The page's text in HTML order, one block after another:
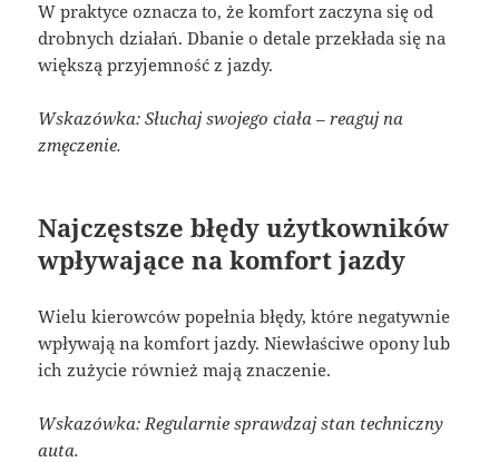
W praktyce oznacza to, że komfort zaczyna się od
drobnych działań. Dbanie o detale przekłada się na
większą przyjemność z jazdy.
Wskazówka: Słuchaj swojego ciała – reaguj na
zmęczenie.
Najczęstsze błędy użytkowników
wpływające na komfort jazdy
Wielu kierowców popełnia błędy, które negatywnie
wpływają na komfort jazdy. Niewłaściwe opony lub
ich zużycie również mają znaczenie.
Wskazówka: Regularnie sprawdzaj stan techniczny
auta.